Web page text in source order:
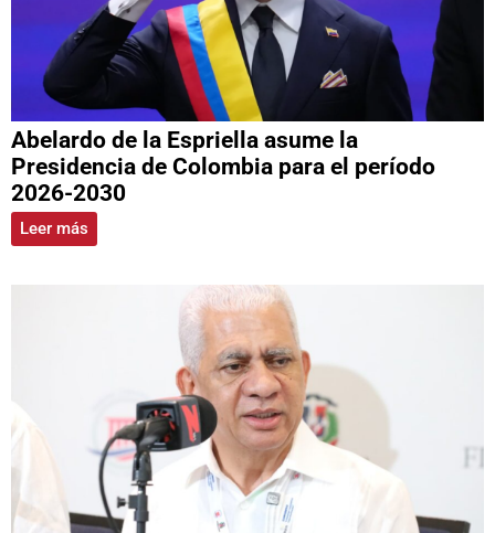
Abelardo de la Espriella asume la
Presidencia de Colombia para el período
2026-2030
Leer más